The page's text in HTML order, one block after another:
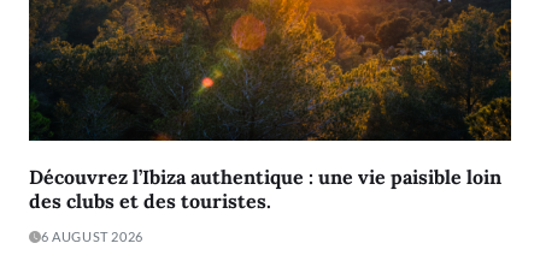
Découvrez l’Ibiza authentique : une vie paisible loin
des clubs et des touristes.
6 AUGUST 2026